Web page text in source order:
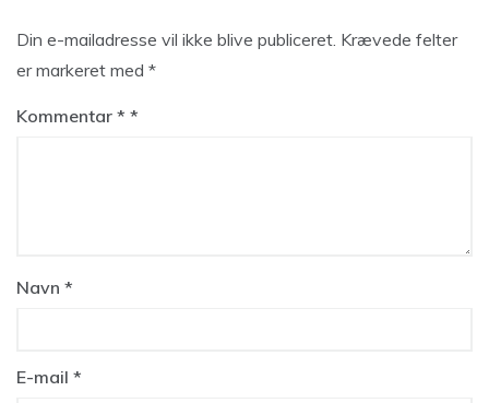
Din e-mailadresse vil ikke blive publiceret. Krævede felter
er markeret med *
Kommentar *
Navn *
E-mail *